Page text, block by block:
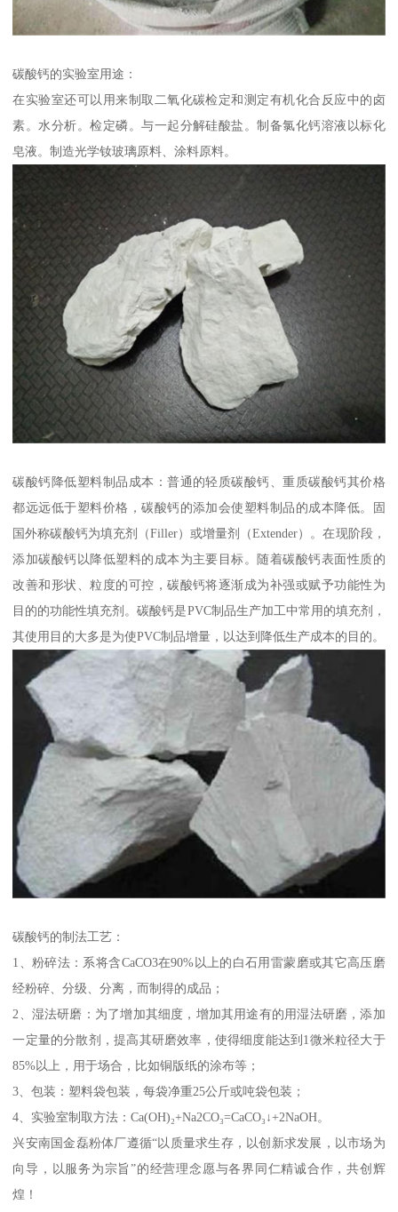
碳酸钙的实验室用途：
在实验室还可以用来制取二氧化碳检定和测定有机化合反应中的卤
素。水分析。检定磷。与一起分解硅酸盐。制备氯化钙溶液以标化
皂液。制造光学钕玻璃原料、涂料原料。
碳酸钙降低塑料制品成本：普通的轻质碳酸钙、重质碳酸钙其价格
都远远低于塑料价格，碳酸钙的添加会使塑料制品的成本降低。固
国外称碳酸钙为填充剂（Filler）或增量剂（Extender）。在现阶段，
添加碳酸钙以降低塑料的成本为主要目标。随着碳酸钙表面性质的
改善和形状、粒度的可控，碳酸钙将逐渐成为补强或赋予功能性为
目的的功能性填充剂。碳酸钙是PVC制品生产加工中常用的填充剂，
其使用目的大多是为使PVC制品增量，以达到降低生产成本的目的。
碳酸钙的制法工艺：
1、粉碎法：系将含CaCO3在90%以上的白石用雷蒙磨或其它高压磨
经粉碎、分级、分离，而制得的成品；
2、湿法研磨：为了增加其细度，增加其用途有的用湿法研磨，添加
一定量的分散剂，提高其研磨效率，使得细度能达到1微米粒径大于
85%以上，用于场合，比如铜版纸的涂布等；
3、包装：塑料袋包装，每袋净重25公斤或吨袋包装；
4、实验室制取方法：Ca(OH)₂+Na2CO₃=CaCO₃↓+2NaOH。
兴安南国金磊粉体厂遵循“以质量求生存，以创新求发展，以市场为
向导，以服务为宗旨”的经营理念愿与各界同仁精诚合作，共创辉
煌！